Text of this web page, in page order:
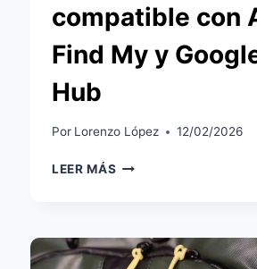
compatible con
Find My y
Hub
Por Lorenzo López 12/02/2026
LEER MÁS XIAOMI
ESPAÑA:
LOCALIZADOR